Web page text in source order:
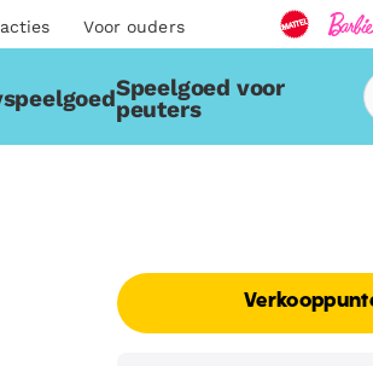
Voor ouders
Speelgoed voor
peuters